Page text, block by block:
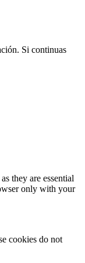
Si continuas
they are essential
only with your
cookies do not